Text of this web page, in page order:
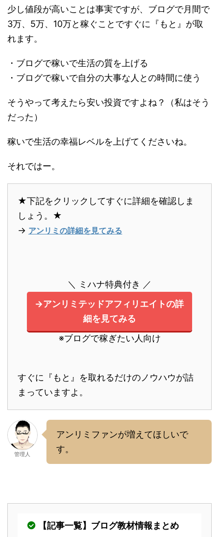
少し値段が高いことは事実ですが、ブログで月間で
3万、5万、10万と稼ぐことですぐに『もと』が取
れます。
・ブログで稼いで生活の質を上げる
・ブログで稼いで自分の大事な人との時間に使う
そうやって考えたら安い投資ですよね？（私はそう
だった）
稼いで生活の幸福レベルを上げてくださいね。
それではー。
★下記をクリックしてすぐに詳細を確認しま
しょう。★
→ アンリミの詳細を見てみる
＼ ミハナ特典付き ／
→アンリミテッドアフィリエイトの詳
細を見てみる
※ブログで稼ぎたい人向け
すぐに『もと』を取れるだけのノウハウが詰
まっていますよ。
管理人
アンリミファンが増えてほしいで
す。
【記事一覧】ブログ教材情報まとめ